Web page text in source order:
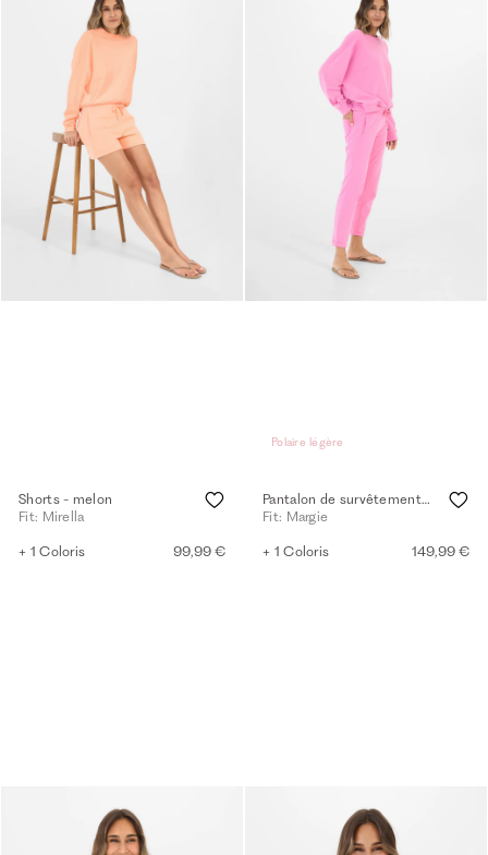
Shorts - melon
Fit: Mirella
+ 1 Coloris 99,99 €
Polaire légère
Pantalon de survêtement coupe décontractée - begonia pink
Fit: Margie
+ 1 Coloris 149,99 €